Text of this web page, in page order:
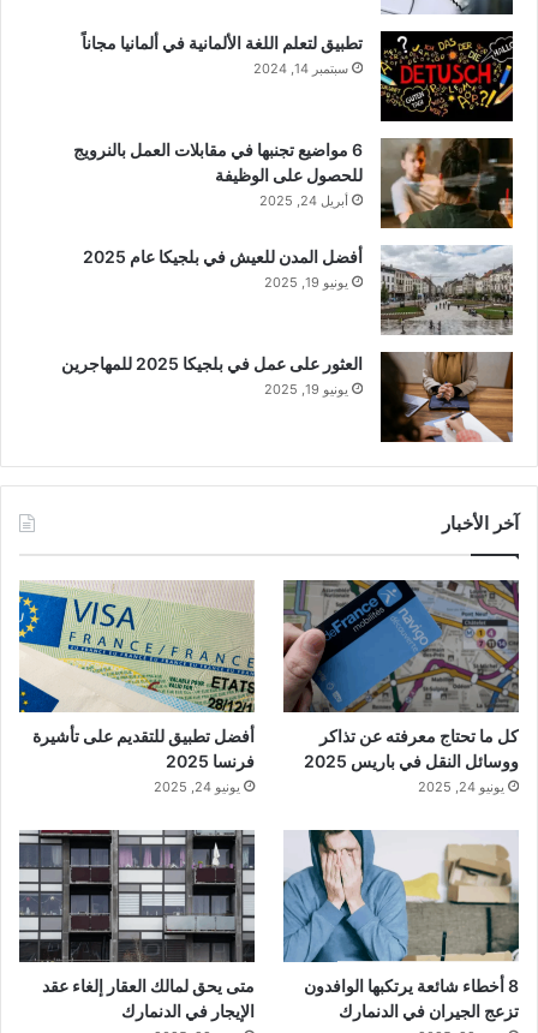
تطبيق لتعلم اللغة الألمانية في ألمانيا مجاناً
سبتمبر 14, 2024
6 مواضيع تجنبها في مقابلات العمل بالنرويج
للحصول على الوظيفة
أبريل 24, 2025
أفضل المدن للعيش في بلجيكا عام 2025
يونيو 19, 2025
العثور على عمل في بلجيكا 2025 للمهاجرين
يونيو 19, 2025
آخر الأخبار
كل ما تحتاج معرفته عن تذاكر
ووسائل النقل في باريس 2025
يونيو 24, 2025
أفضل تطبيق للتقديم على تأشيرة
فرنسا 2025
يونيو 24, 2025
8 أخطاء شائعة يرتكبها الوافدون
تزعج الجيران في الدنمارك
متى يحق لمالك العقار إلغاء عقد
الإيجار في الدنمارك